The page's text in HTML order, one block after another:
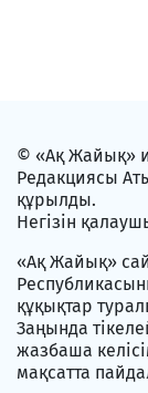
© «Ақ Жайық»
Редакциясы
құрылды.
Негізін
«Ақ Жайық»
құқықтар
Заңында
жазбаша
мақсатта